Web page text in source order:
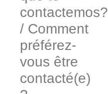
contactemos?
/ Comment
préférez-
vous être
contacté(e)